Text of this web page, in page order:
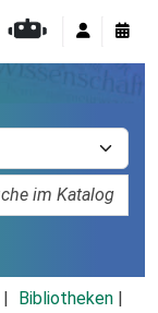
Bibliotheken